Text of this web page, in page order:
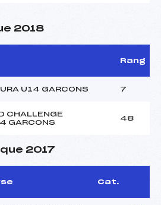
2018
Rang
U14 GARCONS 7
CHALLENGE
GARCONS
48
2017
Cat.